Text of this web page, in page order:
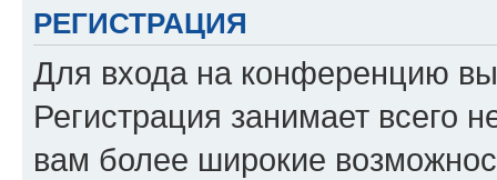
РЕГИСТРАЦИЯ
Для входа на конференцию
Регистрация занимает всего
вам более широкие